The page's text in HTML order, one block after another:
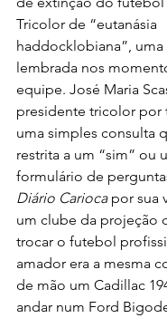
Tricolor de “eutanásia
haddocklobiana”, uma
lembrada nos
equipe. José Maria
presidente tricolor por
uma simples consulta
restrita a um “sim” ou
formulário de
Diário Carioca por sua
um clube da projeção
trocar o futebol
amador era a mesma
de mão um Cadillac
andar num Ford